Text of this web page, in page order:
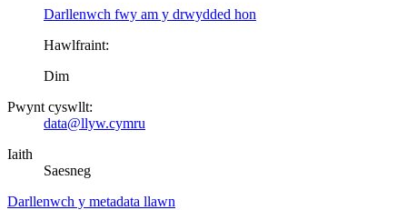
Darllenwch fwy am y drwydded hon
Hawlfraint:
Dim
Pwynt cyswllt:
data@llyw.cymru
Iaith
Saesneg
Darllenwch y metadata llawn